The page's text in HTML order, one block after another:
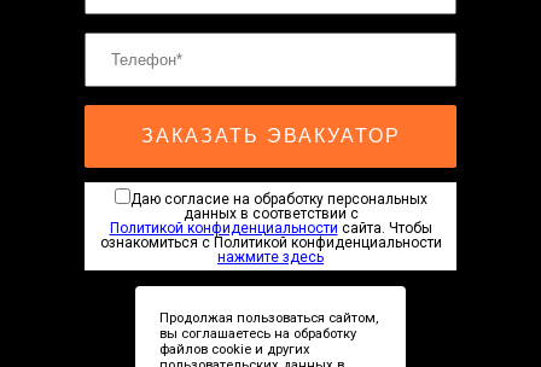
эвакуатор павловский посад
александров
мотоэвакуатор
домодедовская
рублевское шоссе
выхино
эвакуатор прицепов
ЗАКАЗАТЬ ЭВАКУАТОР
Даю согласие на обработку персональных
данных в соответствии с
Политикой конфиденциальности сайта. Чтобы
ознакомиться с Политикой конфиденциальности
нажмите здесь
Продолжая пользоваться сайтом,
вы соглашаетесь на обработку
файлов cookie и других